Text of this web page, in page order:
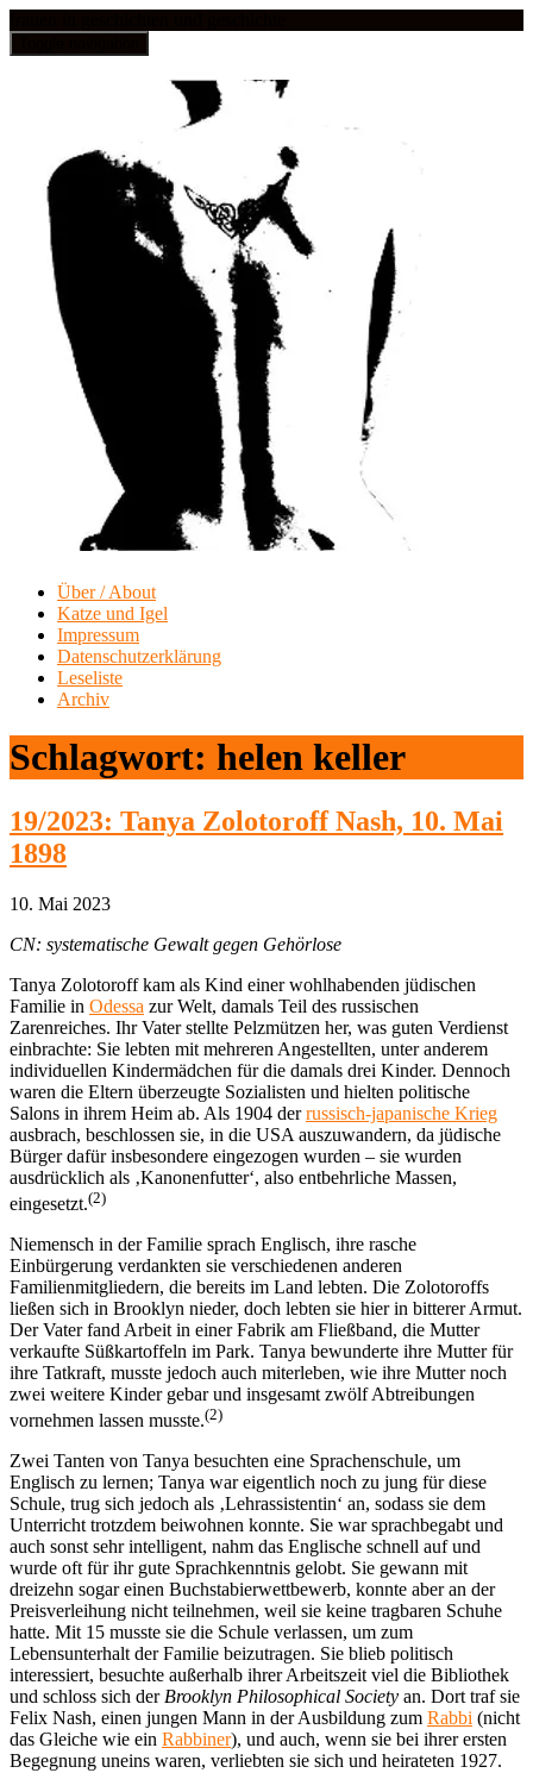
Über / About
Katze und Igel
Impressum
Datenschutzerklärung
Leseliste
Archiv
Schlagwort: helen keller
19/2023: Tanya Zolotoroff Nash, 10. Mai
1898
10. Mai 2023
CN: systematische Gewalt gegen Gehörlose
Tanya Zolotoroff kam als Kind einer wohlhabenden jüdischen
Familie in Odessa zur Welt, damals Teil des russischen
Zarenreiches. Ihr Vater stellte Pelzmützen her, was guten Verdienst
einbrachte: Sie lebten mit mehreren Angestellten, unter anderem
individuellen Kindermädchen für die damals drei Kinder. Dennoch
waren die Eltern überzeugte Sozialisten und hielten politische
Salons in ihrem Heim ab. Als 1904 derrussisch-japanische Krieg
ausbrach, beschlossen sie, in die USA auszuwandern, da jüdische
Bürger dafür insbesondere eingezogen wurden – sie wurden
ausdrücklich als ‚Kanonenfutter‘, also entbehrliche Massen,
eingesetzt.(2)
Niemensch in der Familie sprach Englisch, ihre rasche
Einbürgerung verdankten sie verschiedenen anderen
Familienmitgliedern, die bereits im Land lebten. Die Zolotoroffs
ließen sich in Brooklyn nieder, doch lebten sie hier in bitterer Armut.
Der Vater fand Arbeit in einer Fabrik am Fließband, die Mutter
verkaufte Süßkartoffeln im Park. Tanya bewunderte ihre Mutter für
ihre Tatkraft, musste jedoch auch miterleben, wie ihre Mutter noch
zwei weitere Kinder gebar und insgesamt zwölf Abtreibungen
vornehmen lassen musste.(2)
Zwei Tanten von Tanya besuchten eine Sprachenschule, um
Englisch zu lernen; Tanya war eigentlich noch zu jung für diese
Schule, trug sich jedoch als ‚Lehrassistentin‘ an, sodass sie dem
Unterricht trotzdem beiwohnen konnte. Sie war sprachbegabt und
auch sonst sehr intelligent, nahm das Englische schnell auf und
wurde oft für ihr gute Sprachkenntnis gelobt. Sie gewann mit
dreizehn sogar einen Buchstabierwettbewerb, konnte aber an der
Preisverleihung nicht teilnehmen, weil sie keine tragbaren Schuhe
hatte. Mit 15 musste sie die Schule verlassen, um zum
Lebensunterhalt der Familie beizutragen. Sie blieb politisch
interessiert, besuchte außerhalb ihrer Arbeitszeit viel die Bibliothek
und schloss sich der Brooklyn Philosophical Society an. Dort traf sie
Felix Nash, einen jungen Mann in der Ausbildung zum Rabbi (nicht
das Gleiche wie ein Rabbiner), und auch, wenn sie bei ihrer ersten
Begegnung uneins waren, verliebten sie sich und heirateten 1927.